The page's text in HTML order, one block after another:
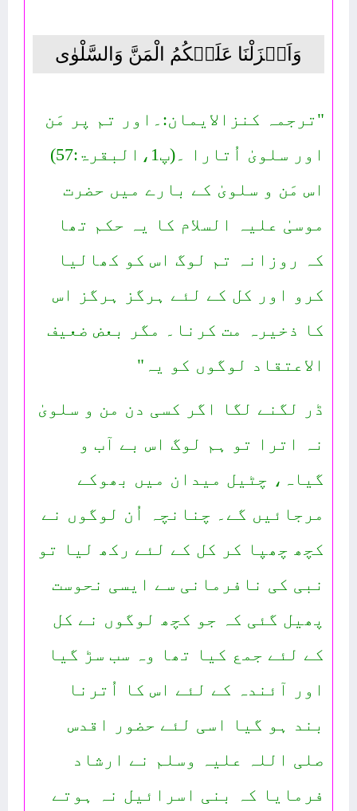
وَاَنۡزَلْنَا عَلَیۡکُمُ الْمَنَّ وَالسَّلْوٰی
"ترجمہ کنزالایمان:۔اور تم پر مَن
اور سلویٰ اُتارا ۔(پ1،البقرۃ:57)
اس مَن و سلویٰ کے بارے میں حضرت
موسیٰ علیہ السلام کا یہ حکم تھا
کہ روزانہ تم لوگ اس کو کھالیا
کرو اور کل کے لئے ہرگز ہرگز اس
کا ذخیرہ مت کرنا۔ مگر بعض ضعیف
الاعتقاد لوگوں کو یہ"
ڈر لگنے لگا اگر کسی دن من و سلویٰ
نہ اترا تو ہم لوگ اس بے آب و
گیاہ، چٹیل میدان میں بھوکے
مرجائیں گے۔ چنانچہ اُن لوگوں نے
کچھ چھپا کر کل کے لئے رکھ لیا تو
نبی کی نافرمانی سے ایسی نحوست
پھیل گئی کہ جو کچھ لوگوں نے کل
کے لئے جمع کیا تھا وہ سب سڑ گیا
اور آئندہ کے لئے اس کا اُترنا
بند ہو گیا اسی لئے حضور اقدس
صلی اللہ علیہ وسلم نے ارشاد
فرمایا کہ بنی اسرائیل نہ ہوتے